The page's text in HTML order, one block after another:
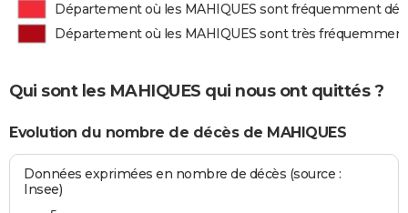
Département où les MAHIQUES sont fréquemment
Département où les MAHIQUES sont très
Qui sont les MAHIQUES qui nous ont quittés ?
Evolution du nombre de décès de MAHIQUES
Données exprimées en nombre de décès (source :
Insee)